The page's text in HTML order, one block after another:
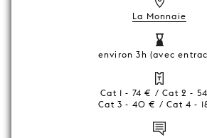
La Monnaie
environ 3h (avec
Cat 1 - 74 € / Cat 2 -
Cat 3 - 40 € / Cat 4 -